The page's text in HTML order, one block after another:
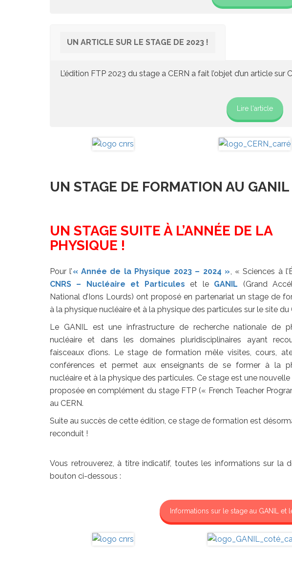
UN ARTICLE SUR LE STAGE DE 2023 !
L’édition FTP 2023 du stage a CERN a fait l’objet d’un article
Lire l'article
UN STAGE DE FORMATION AU GANIL
UN STAGE SUITE À L’ANNÉE DE LA
PHYSIQUE !
Pour l’« Année de la Physique 2023 – 2024 », « Sciences à
CNRS – Nucléaire et Particules et le GANIL (Grand
National d’Ions Lourds) ont proposé en partenariat un stage de
à la physique nucléaire et à la physique des particules sur le site du
Le GANIL est une infrastructure de recherche nationale de
nucléaire et dans les domaines pluridisciplinaires ayant
faisceaux d’ions. Le stage de formation mêle visites, cours,
conférences et permet aux enseignants de se former à la
nucléaire et à la physique des particules. Ce stage est une
proposée en complément du stage FTP (« French Teacher
au CERN.
Suite au succès de cette édition, ce stage de formation est
reconduit !
Vous retrouverez, à titre indicatif, toutes les informations sur la
bouton ci-dessous :
Informations sur le stage au GANIL et